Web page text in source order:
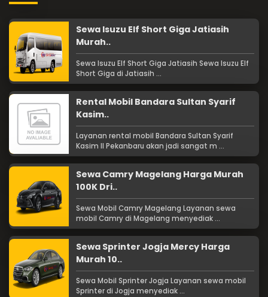
Sewa Isuzu Elf Short Giga Jatiasih
Murah..
Sewa Isuzu Elf Short Giga Jatiasih Sewa Isuzu Elf
Short Giga di Jatiasih ...
Rental Mobil Bandara Sultan Syarif
Kasim..
Layanan rental mobil Bandara Sultan Syarif
Kasim II Pekanbaru akan jadi sangat m ...
Sewa Camry Magelang Harga Murah
100K Dri..
Sewa Mobil Camry Magelang Layanan sewa
mobil Camry di Magelang menyediak ...
Sewa Sprinter Jogja Mercy Harga
Murah 10..
Sewa Mobil Sprinter Jogja Layanan sewa mobil
Sprinter di Jogja menyediak ...